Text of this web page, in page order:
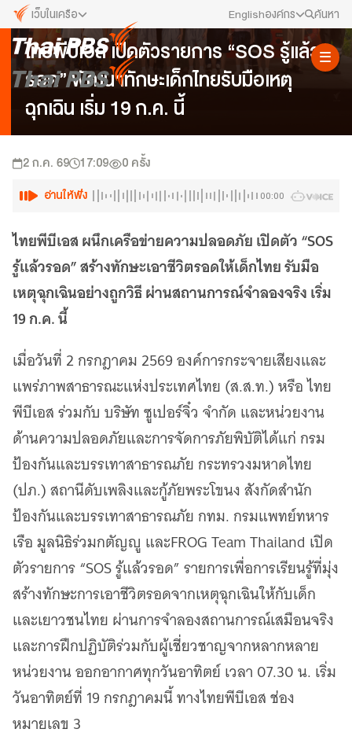
เว็บในเครือ
เว็บไซต์ในเครือ
ALTV
ทุกความสุข...ดูฟรี ไม่มีโฆษณา
The Active
Thai PBS Kids
Thai PBS Podcast
View The World via The Voice
Thai PBS World
We Bring Thailand to The World
เว็บไซต์บริการ
เพราะพลังการสื่อสารอยู่ในมือคุณ
นิเวศสื่อสาธารณะท้องถิ่นคุณภาพ
Policy Watch
Making Data Visible
Thai PBS Verify
ตรวจสอบข่าวปลอม คัดกรองข่าวจริง
Englishองค์กร
สมัครงาน/ฝึกงาน
ข่าวประชาสัมพันธ์
ติดต่อเรา
ค้นหา
ข่าวประชาสัมพันธ์
ไทยพีบีเอส เปิดตัวรายการ “SOS รู้แล้ว
รอด” พัฒนาทักษะเด็กไทยรับมือเหตุ
ฉุกเฉิน เริ่ม 19 ก.ค. นี้
2 ก.ค. 69 17:09 0 ครั้ง
อ่านให้ฟัง 00:00
ไทยพีบีเอส ผนึกเครือข่ายความปลอดภัย เปิดตัว “SOS
รู้แล้วรอด” สร้างทักษะเอาชีวิตรอดให้เด็กไทย รับมือ
เหตุฉุกเฉินอย่างถูกวิธี ผ่านสถานการณ์จำลองจริง เริ่ม
19 ก.ค. นี้
เมื่อวันที่ 2 กรกฎาคม 2569 องค์การกระจายเสียงและ
แพร่ภาพสาธารณะแห่งประเทศไทย (ส.ส.ท.) หรือ ไทย
พีบีเอส ร่วมกับ บริษัท ซูเปอร์จิ๋ว จำกัด และหน่วยงาน
ด้านความปลอดภัยและการจัดการภัยพิบัติได้แก่ กรม
ป้องกันและบรรเทาสาธารณภัย กระทรวงมหาดไทย
(ปภ.) สถานีดับเพลิงและกู้ภัยพระโขนง สังกัดสำนัก
ป้องกันและบรรเทาสาธารณภัย กทม. กรมแพทย์ทหาร
เรือ มูลนิธิร่วมกตัญญู และFROG Team Thailand เปิด
ตัวรายการ “SOS รู้แล้วรอด” รายการเพื่อการเรียนรู้ที่มุ่ง
สร้างทักษะการเอาชีวิตรอดจากเหตุฉุกเฉินให้กับเด็ก
และเยาวชนไทย ผ่านการจำลองสถานการณ์เสมือนจริง
และการฝึกปฏิบัติร่วมกับผู้เชี่ยวชาญจากหลากหลาย
หน่วยงาน ออกอากาศทุกวันอาทิตย์ เวลา 07.30 น. เริ่ม
วันอาทิตย์ที่ 19 กรกฎาคมนี้ ทางไทยพีบีเอส ช่อง
หมายเลข 3